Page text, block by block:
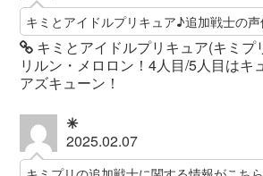
キミとアイドルプリキュア♪追加戦士の
キミとアイドルプリキュア(キミプ
リルン・メロロン！4人目/5人目はキ
アズキューン！
✳︎
2025.02.07